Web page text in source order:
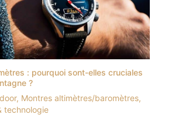
: pourquoi sont-elles cruciales
?
, Montres altimètres/baromètres,
technologie